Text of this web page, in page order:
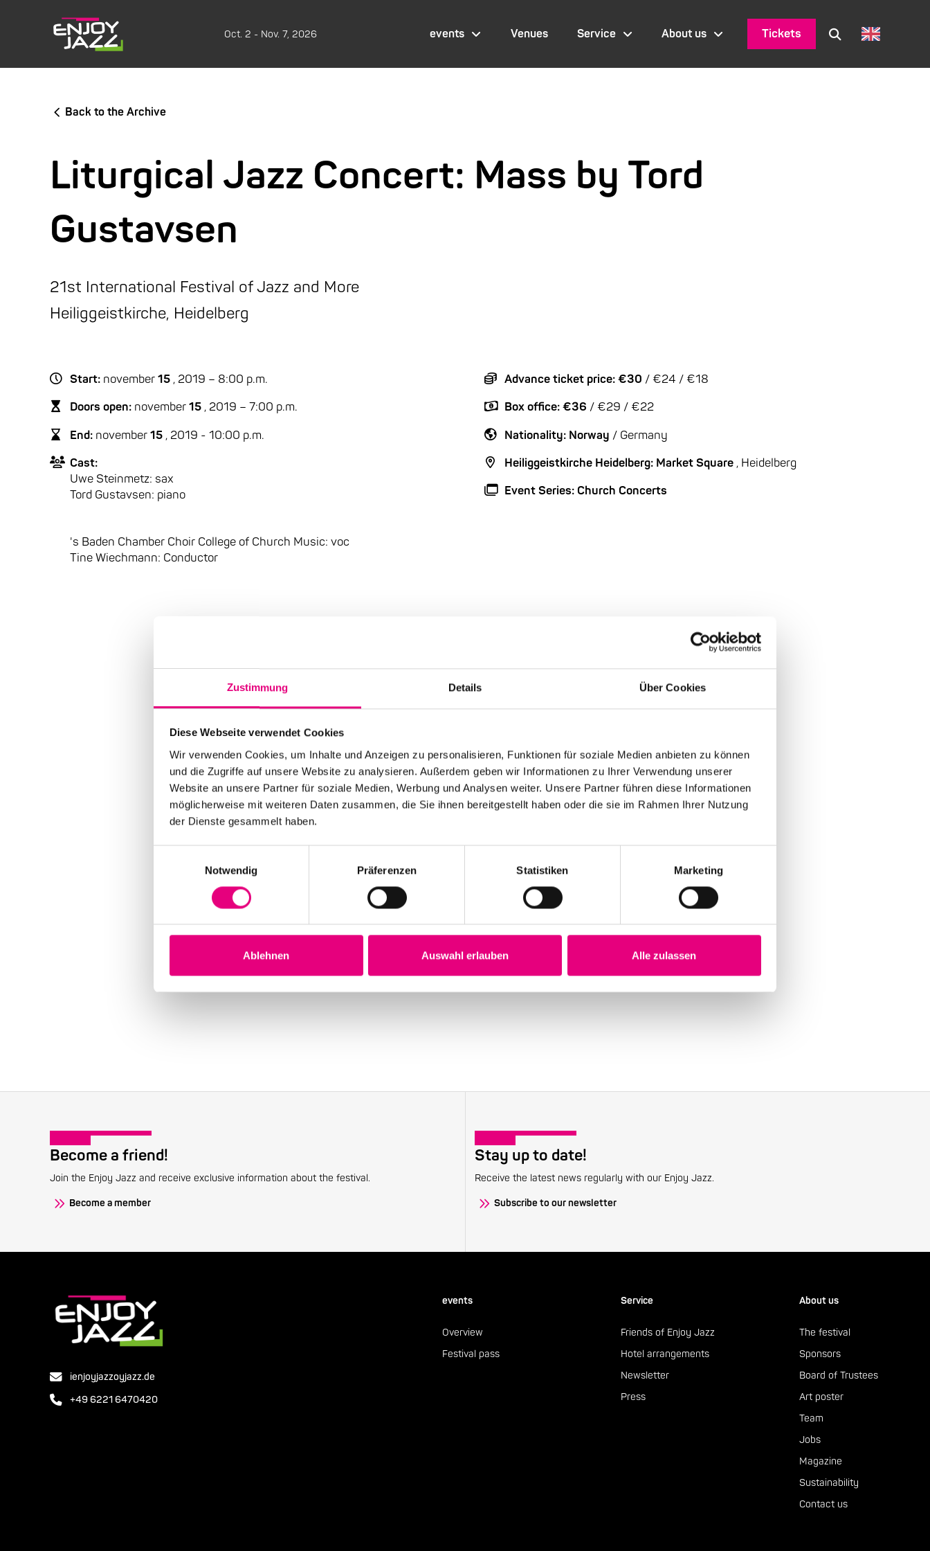
Zustimmung Details Über Cookies
Diese Webseite verwendet Cookies
Wir verwenden Cookies, um Inhalte und Anzeigen zu personalisieren, Funktionen für soziale Medien anbieten zu können
und die Zugriffe auf unsere Website zu analysieren. Außerdem geben wir Informationen zu Ihrer Verwendung unserer
Website an unsere Partner für soziale Medien, Werbung und Analysen weiter. Unsere Partner führen diese Informationen
möglicherweise mit weiteren Daten zusammen, die Sie ihnen bereitgestellt haben oder die sie im Rahmen Ihrer Nutzung
der Dienste gesammelt haben.
Notwendig
Präferenzen Statistiken Marketing
Ablehnen Auswahl erlauben Alle zulassen
Oct. 2 - Nov. 7, 2026 events Venues Service About us Tickets
Back to the Archive
Liturgical Jazz Concert: Mass by Tord
Gustavsen
21st International Festival of Jazz and More
Heiliggeistkirche, Heidelberg
Start: november15, 2019 – 8:00 p.m.
Doors open: november15, 2019 – 7:00 p.m.
End: november15 , 2019 - 10:00 p.m.
Cast:
Uwe Steinmetz: sax
Tord Gustavsen: piano
's Baden Chamber Choir College of Church Music: voc
Tine Wiechmann: Conductor
Advance ticket price: €30 / €24 / €18
Box office: €36 / €29 / €22
Nationality: Norway / Germany
Heiliggeistkirche Heidelberg: Market Square , Heidelberg
Event Series: Church Concerts
Become a friend!
Join the Enjoy Jazz and receive exclusive information about the festival.
Become a member
Stay up to date!
Receive the latest news regularly with our Enjoy Jazz.
Subscribe to our newsletter
ienjoyjazzoyjazz.de
+49 6221 6470420
events
Overview
Festival pass
Service
Friends of Enjoy Jazz
Hotel arrangements
Newsletter
Press
About us
The festival
Sponsors
Board of Trustees
Art poster
Team
Jobs
Magazine
Sustainability
Contact us